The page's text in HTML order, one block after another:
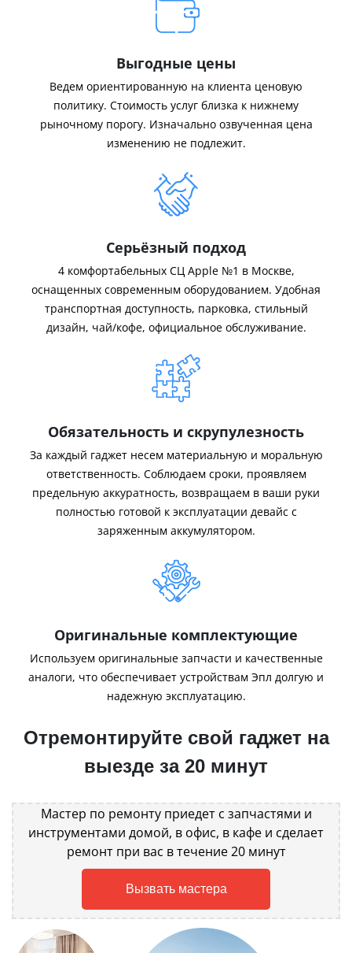
Выгодные цены
Ведем ориентированную на клиента ценовую
политику. Стоимость услуг близка к нижнему
рыночному порогу. Изначально озвученная цена
изменению не подлежит.
Серьёзный подход
4 комфортабельных СЦ Apple №1 в Москве,
оснащенных современным оборудованием. Удобная
транспортная доступность, парковка, стильный
дизайн, чай/кофе, официальное обслуживание.
Обязательность и скрупулезность
За каждый гаджет несем материальную и моральную
ответственность. Соблюдаем сроки, проявляем
предельную аккуратность, возвращаем в ваши руки
полностью готовой к эксплуатации девайс с
заряженным аккумулятором.
Оригинальные комплектующие
Используем оригинальные запчасти и качественные
аналоги, что обеспечивает устройствам Эпл долгую и
надежную эксплуатацию.
Отремонтируйте свой гаджет на
выезде за 20 минут
Мастер по ремонту приедет с запчастями и
инструментами домой, в офис, в кафе и сделает
ремонт при вас в течение 20 минут
Вызвать мастера